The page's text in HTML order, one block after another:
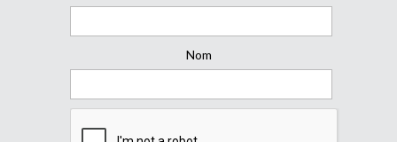
Nom